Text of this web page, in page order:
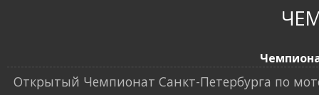
Открытый Чемпионат Санкт-Петербурга по